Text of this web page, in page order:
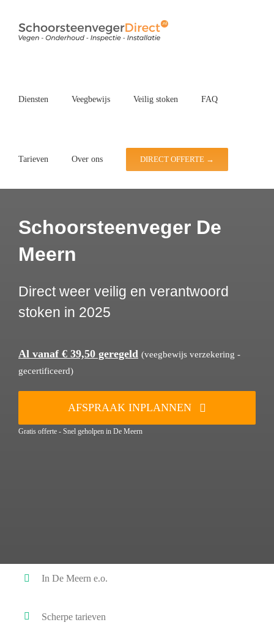
inhoud
Diensten Veegbewijs Veilig stoken FAQ
Tarieven Over ons DIRECT OFFERTE →
Schoorsteenveger De
Meern
Direct weer veilig en verantwoord
stoken in 2025
Al vanaf € 39,50 geregeld (veegbewijs verzekering -
gecertificeerd)
AFSPRAAK INPLANNEN
Gratis offerte - Snel geholpen in De Meern
In De Meern e.o.
Scherpe tarieven